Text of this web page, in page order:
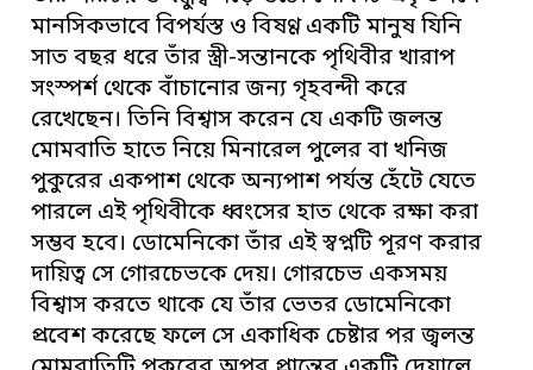
মানসিকভাবে বিপর্যস্ত ও বিষণ্ণ একটি মানুষ যিনি
সাত বছর ধরে তাঁর স্ত্রী-সন্তানকে পৃথিবীর খারাপ
সংস্পর্শ থেকে বাঁচানোর জন্য গৃহবন্দী করে
রেখেছেন। তিনি বিশ্বাস করেন যে একটি জলন্ত
মোমবাতি হাতে নিয়ে মিনারেল পুলের বা খনিজ
পুকুরের একপাশ থেকে অন্যপাশ পর্যন্ত হেঁটে যেতে
পারলে এই পৃথিবীকে ধ্বংসের হাত থেকে রক্ষা করা
সম্ভব হবে। ডোমেনিকো তাঁর এই স্বপ্নটি পূরণ করার
দায়িত্ব সে গোরচেভকে দেয়। গোরচেভ একসময়
বিশ্বাস করতে থাকে যে তাঁর ভেতর ডোমেনিকো
প্রবেশ করেছে ফলে সে একাধিক চেষ্টার পর জ্বলন্ত